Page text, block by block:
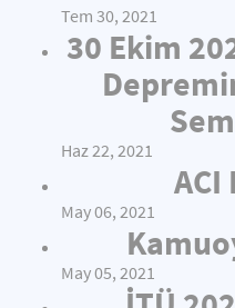
Tem 30, 2021
30 Ekim
Haz 22, 2021
ACI
May 06, 2021
May 05, 2021